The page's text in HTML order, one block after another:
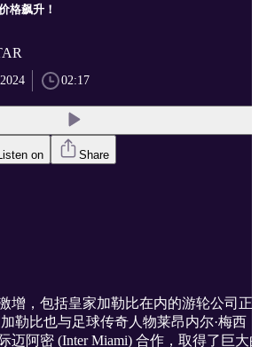
格飙升！
02:17
on Share
增，包括皇家加勒比在内的游轮公司正
勒比也与足球传奇人物莱昂内尔·梅西
迈阿密 (Inter Miami) 合作，取得了巨大